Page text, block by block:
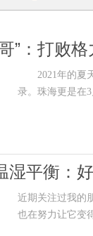
”：打败
2021年的夏天
录。珠海更是在
湿平衡：
近期关注过我的
也在努力让它变